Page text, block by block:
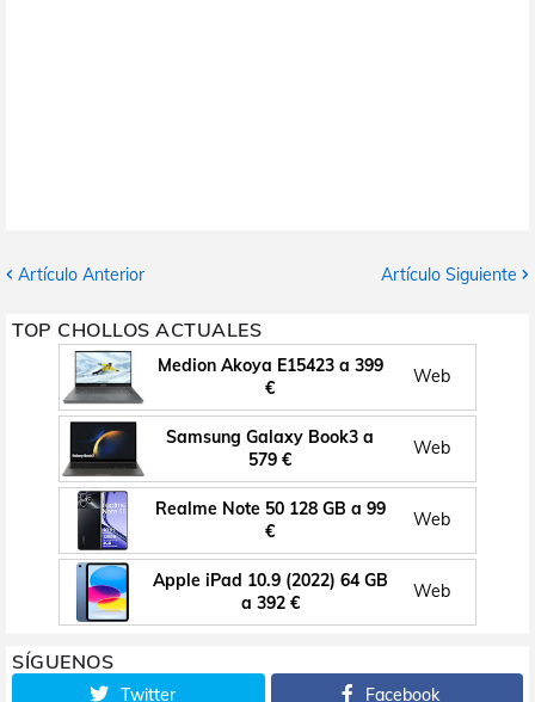
Artículo Anterior Artículo Siguiente
TOP CHOLLOS ACTUALES
Medion Akoya E15423 a 399
€
Web
Samsung Galaxy Book3 a
579 €
Web
Realme Note 50 128 GB a 99
€
Web
Apple iPad 10.9 (2022) 64 GB
a 392 €
Web
SÍGUENOS
Twitter Facebook